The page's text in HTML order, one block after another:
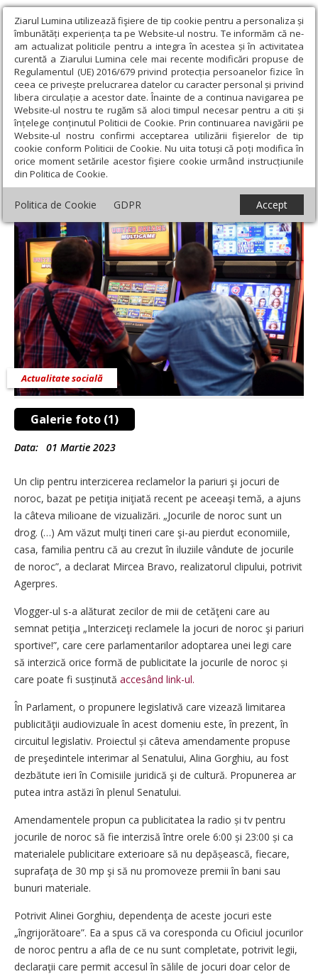
Ziarul Lumina utilizează fişiere de tip cookie pentru a personaliza și
îmbunătăți experiența ta pe Website-ul nostru. Te informăm că ne-
am actualizat politicile pentru a integra în acestea și în activitatea
curentă a Ziarului Lumina cele mai recente modificări propuse de
Regulamentul (UE) 2016/679 privind protecția persoanelor fizice în
ceea ce privește prelucrarea datelor cu caracter personal și privind
libera circulație a acestor date. Înainte de a continua navigarea pe
Website-ul nostru te rugăm să aloci timpul necesar pentru a citi și
înțelege conținutul Politicii de Cookie. Prin continuarea navigării pe
Website-ul nostru confirmi acceptarea utilizării fişierelor de tip
cookie conform Politicii de Cookie. Nu uita totuși că poți modifica în
orice moment setările acestor fişiere cookie urmând instrucțiunile
din Politica de Cookie.
Politica de Cookie GDPR Accept
Ziarul Lumina › Societate › Actualitate socială › Campanie
pentru interzicerea reclamelor la jocurile de noroc
Campanie pentru interzicerea reclamelor
la jocurile de noroc
Galerie foto (1)
Actualitate socială
Data: 01 Martie 2023
Un clip pentru interzicerea reclamelor la pariuri şi jocuri de
noroc, bazat pe petiţia iniţiată recent pe aceeaşi temă, a ajuns
la câteva milioane de vizualizări. „Jocurile de noroc sunt un
drog. (…) Am văzut mulţi tineri care şi-au pierdut economiile,
casa, familia pentru că au crezut în iluziile vândute de jocurile
de noroc”, a declarat Mircea Bravo, realizatorul clipului, potrivit
Agerpres.
Vlogger-ul s-a alăturat zecilor de mii de cetăţeni care au
semnat petiţia „Interziceţi reclamele la jocuri de noroc şi pariuri
sportive!”, care cere parlamentarilor adoptarea unei legi care
să interzică orice formă de publicitate la jocurile de noroc și
care poate fi susținută accesând link-ul.
În Parlament, o propunere legislativă care vizează limitarea
publicităţii audiovizuale în acest domeniu este, în prezent, în
circuitul legislativ. Proiectul și câteva amendamente propuse
de preşedintele interimar al Senatului, Alina Gorghiu, au fost
dezbătute ieri în Comisiile juridică şi de cultură. Propunerea ar
putea intra astăzi în plenul Senatului.
Amendamentele propun ca publicitatea la radio și tv pentru
jocurile de noroc să fie interzisă între orele 6:00 și 23:00 și ca
materialele publicitare exterioare să nu depă­șească, fiecare,
suprafaţa de 30 mp şi să nu promoveze premii în bani sau
bunuri materiale.
Potrivit Alinei Gorghiu, dependenţa de aceste jocuri este
„îngrijorătoare”. Ea a spus că va coresponda cu Oficiul jocurilor
de noroc pentru a afla de ce nu sunt completate, potrivit legii,
declaraţii care permit accesul în sălile de jocuri doar celor de